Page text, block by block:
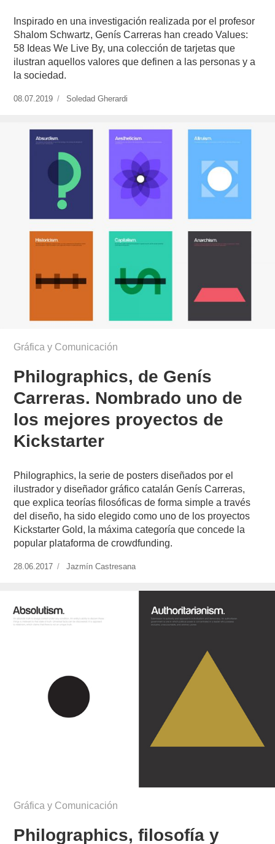
Inspirado en una investigación realizada por el profesor
Shalom Schwartz, Genís Carreras han creado Values:
58 Ideas We Live By, una colección de tarjetas que
ilustran aquellos valores que definen a las personas y a
la sociedad.
Publicado
08.07.2019
https://www.experimenta.es/author/soledad-
Soledad Gherardi
Gráfica y Comunicación
Philographics, de Genís
Carreras. Nombrado uno de
los mejores proyectos de
Kickstarter
Philographics, la serie de posters diseñados por el
ilustrador y diseñador gráfico catalán Genís Carreras,
que explica teorías filosóficas de forma simple a través
del diseño, ha sido elegido como uno de los proyectos
Kickstarter Gold, la máxima categoría que concede la
popular plataforma de crowdfunding.
Publicado
28.06.2017
https://www.experimenta.es/author/jazmin-
Jazmín Castresana
Gráfica y Comunicación
Philographics, filosofía y